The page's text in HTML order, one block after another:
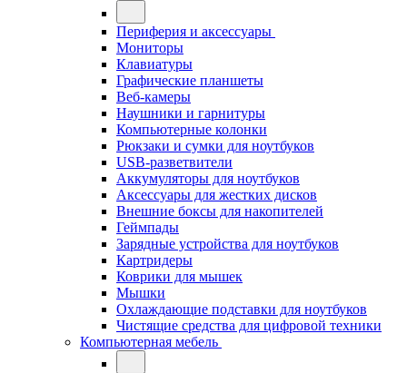
Периферия и аксессуары
Мониторы
Клавиатуры
Графические планшеты
Веб-камеры
Наушники и гарнитуры
Компьютерные колонки
Рюкзаки и сумки для ноутбуков
USB-разветвители
Аккумуляторы для ноутбуков
Аксессуары для жестких дисков
Внешние боксы для накопителей
Геймпады
Зарядные устройства для ноутбуков
Картридеры
Коврики для мышек
Мышки
Охлаждающие подставки для ноутбуков
Чистящие средства для цифровой техники
Компьютерная мебель